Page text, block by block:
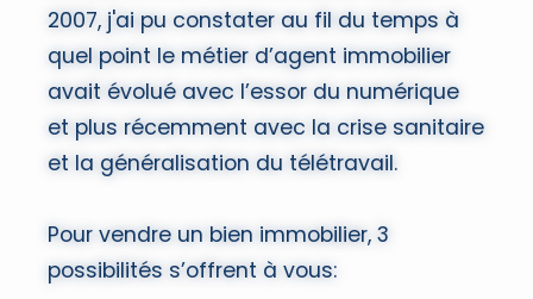
2007, j'ai pu constater au fil du temps à
quel point le métier d’agent immobilier
avait évolué avec l’essor du numérique
et plus récemment avec la crise sanitaire
et la généralisation du télétravail.
Pour vendre un bien immobilier, 3
possibilités s’offrent à vous: